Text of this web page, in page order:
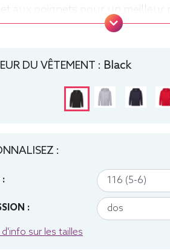
aux poignets pour un meilleur
Hiver, Fruit of the loom,
DU VÊTEMENT : Black
:
:
:
d'info sur les tailles